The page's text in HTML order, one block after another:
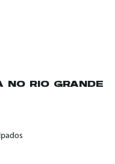
NO RIO GRANDE